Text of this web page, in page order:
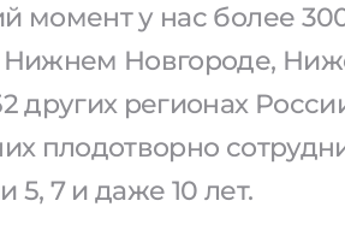
момент у нас более
Нижнем Новгороде,
других регионах
плодотворно
5, 7 и даже 10 лет.